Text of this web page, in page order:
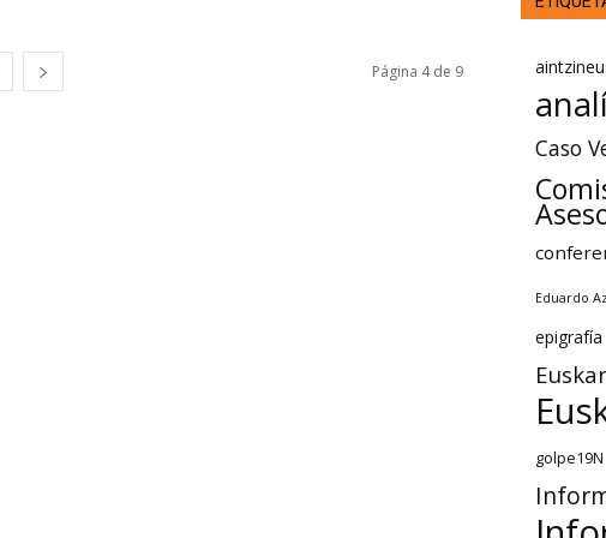
Página 4 de 9
Caso
Eduardo
epigrafía
golpe19N